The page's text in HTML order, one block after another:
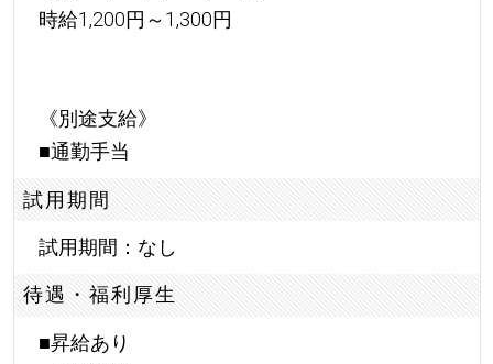
時給1,200円～1,300円
《別途支給》
■通勤手当
試用期間
試用期間：なし
待遇・福利厚生
■昇給あり